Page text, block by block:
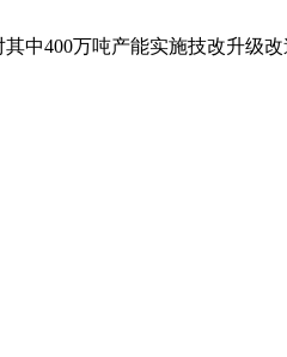
中400万吨产能实施技改升级